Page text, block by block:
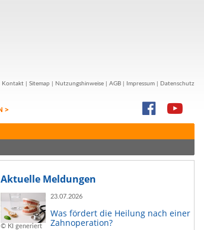
Kontakt Sitemap Nutzungshinweise AGB Impressum Datenschutz
Aktuelle Meldungen
© KI generiert
23.07.2026
Was fördert die Heilung nach einer
Zahnoperation?